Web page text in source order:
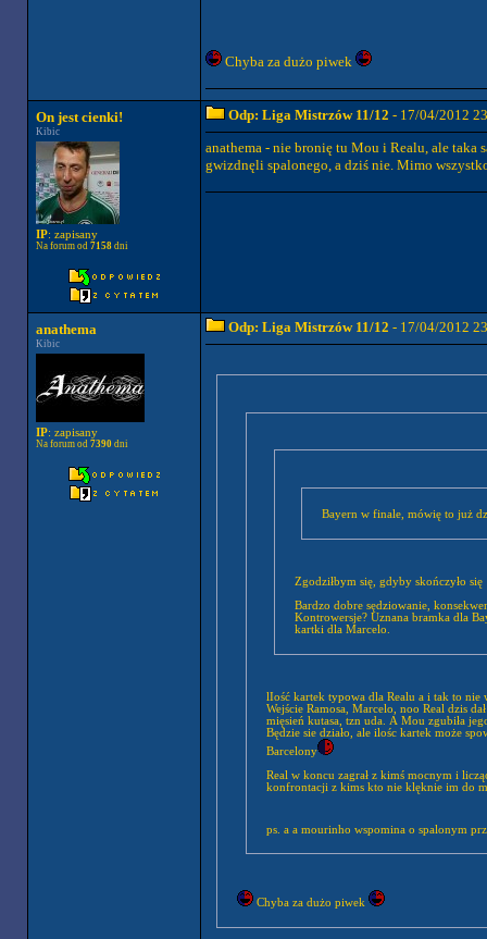
Chyba za dużo piwek
On jest cienki!
Kibic
IP: zapisany
Na forum od 7158dni
Odp: Liga Mistrzów 11/12 - 17/04/2012
anathema - nie bronię tu Mou i Realu, ale taka
gwizdnęli spalonego, a dziś nie. Mimo
anathema
Kibic
IP: zapisany
Na forum od 7390dni
Odp: Liga Mistrzów 11/12 - 17/04/2012
Bayern w finale, mówię to już
Zgodziłbym się, gdyby skończyło
Bardzo dobre sędziowanie,
Kontrowersje? Uznana bramka dla
kartki dla Marcelo.
lIość kartek typowa dla Realu a i tak to
Wejście Ramosa, Marcelo, noo Real dzis
mięsień kutasa, tzn uda. A Mou zgubiła
Będzie sie działo, ale ilośc kartek może
Barcelony
Real w koncu zagrał z kimś mocnym i
konfrontacji z kims kto nie klęknie im do
ps. a a mourinho wspomina o spalonym
Chyba za dużo piwek